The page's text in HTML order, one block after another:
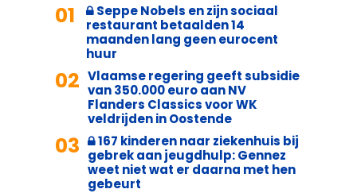
01
Seppe Nobels en zijn sociaal
restaurant betaalden 14
maanden lang geen eurocent
huur
02 Vlaamse regering geeft subsidie
van 350.000 euro aan NV
Flanders Classics voor WK
veldrijden in Oostende
03
167 kinderen naar ziekenhuis bij
gebrek aan jeugdhulp: Gennez
weet niet wat er daarna met hen
gebeurt